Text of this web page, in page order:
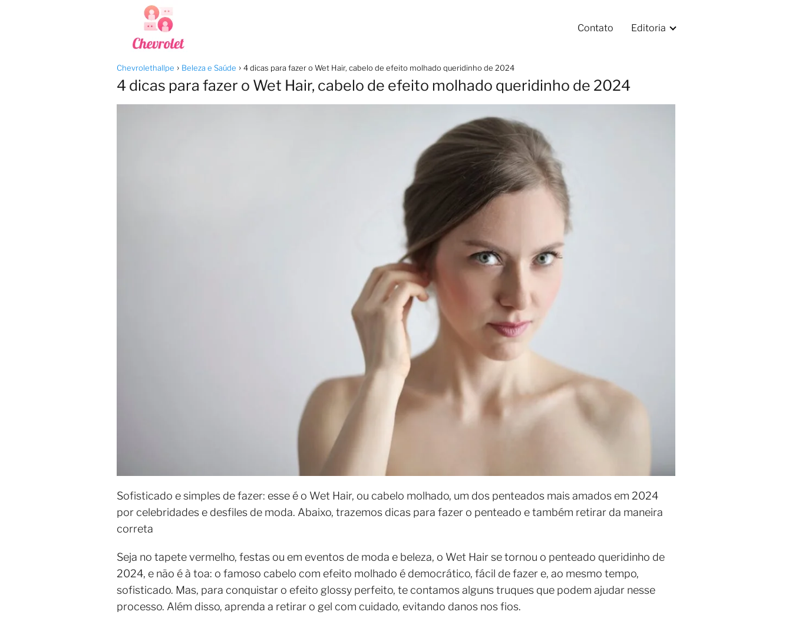
Contato Editoria
Chevrolethallpe Beleza e Saúde 4 dicas para fazer o Wet Hair, cabelo de efeito molhado queridinho de 2024
4 dicas para fazer o Wet Hair, cabelo de efeito molhado queridinho de 2024
Sofisticado e simples de fazer: esse é o Wet Hair, ou cabelo molhado, um dos penteados mais amados em 2024
por celebridades e desfiles de moda. Abaixo, trazemos dicas para fazer o penteado e também retirar da maneira
correta
Seja no tapete vermelho, festas ou em eventos de moda e beleza, o Wet Hair se tornou o penteado queridinho de
2024, e não é à toa: o famoso cabelo com efeito molhado é democrático, fácil de fazer e, ao mesmo tempo,
sofisticado. Mas, para conquistar o efeito glossy perfeito, te contamos alguns truques que podem ajudar nesse
processo. Além disso, aprenda a retirar o gel com cuidado, evitando danos nos fios.